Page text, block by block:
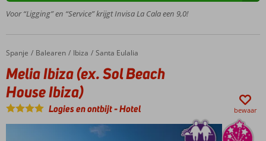
In het
Santa
ook
mogelijk
Voor “Ligging” en “Service” krijgt Invisa La Cala een 9,0!
Home
Spanje Balearen Ibiza Santa Eulalia
Melia Ibiza (ex. Sol Beach House Ibiza)
Melia Ibiza (ex. Sol Beach
House Ibiza)
Logies en ontbijt-Hotel bewaar